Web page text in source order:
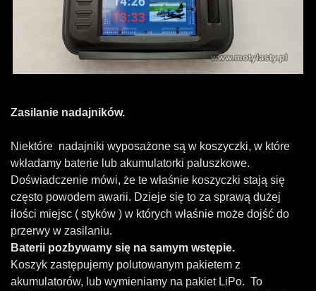
Zasilanie nadajników.
Niektóre nadajniki wyposażone są w koszyczki, w które
wkładamy baterie lub akumulatorki paluszkowe.
Doświadczenie mówi, że te właśnie koszyczki stają się
często powodem awarii. Dzieje się to za sprawą dużej
ilości miejsc ( styków ) w których właśnie może dojść do
przerwy w zasilaniu.
Baterii pozbywamy się na samym wstępie.
Koszyk zastępujemy polutowanym pakietem z
akumulatorów, lub wymieniamy na pakiet LiPo. To